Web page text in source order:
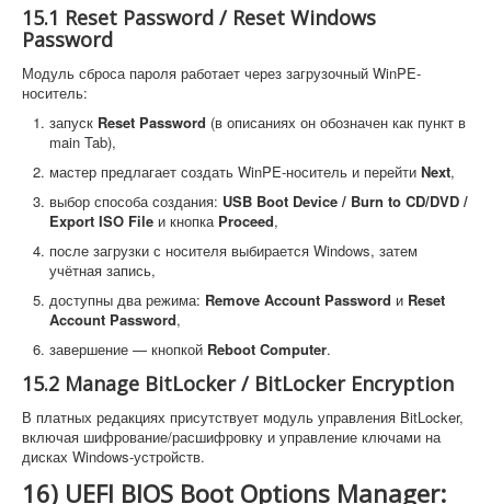
15.1 Reset Password / Reset Windows
Password
Модуль сброса пароля работает через загрузочный WinPE-
носитель:
запуск Reset Password (в описаниях он обозначен как пункт в
main Tab),
мастер предлагает создать WinPE-носитель и перейти Next,
выбор способа создания: USB Boot Device / Burn to CD/DVD /
Export ISO File и кнопка Proceed,
после загрузки с носителя выбирается Windows, затем
учётная запись,
доступны два режима: Remove Account Password и Reset
Account Password,
завершение — кнопкой Reboot Computer.
15.2 Manage BitLocker / BitLocker Encryption
В платных редакциях присутствует модуль управления BitLocker,
включая шифрование/расшифровку и управление ключами на
дисках Windows-устройств.
16) UEFI BIOS Boot Options Manager: